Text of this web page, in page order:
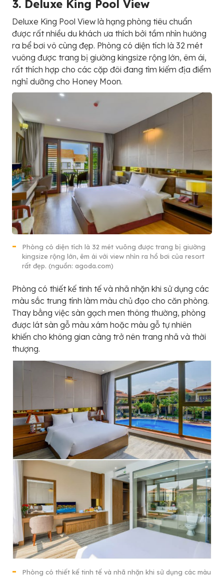
3. Deluxe King Pool View
Deluxe King Pool View là hạng phòng tiêu chuẩn
được rất nhiều du khách ưa thích bởi tầm nhìn hướng
ra bể bơi vô cùng đẹp. Phòng có diện tích là 32 mét
vuông được trang bị giường kingsize rộng lớn, êm ái,
rất thích hợp cho các cặp đôi đang tìm kiếm địa điểm
nghỉ dưỡng cho Honey Moon.
Phòng có diện tích là 32 mét vuông được trang bị giường
kingsize rộng lớn, êm ái với view nhìn ra hồ bơi của resort
rất đẹp. (nguồn: agoda.com)
Phòng có thiết kế tinh tế và nhã nhặn khi sử dụng các
màu sắc trung tính làm màu chủ đạo cho căn phòng.
Thay bằng việc sàn gạch men thông thường, phòng
được lát sàn gỗ màu xám hoặc màu gỗ tự nhiên
khiến cho không gian càng trở nên trang nhã và thời
thượng.
Phòng có thiết kế tinh tế và nhã nhặn khi sử dụng các màu